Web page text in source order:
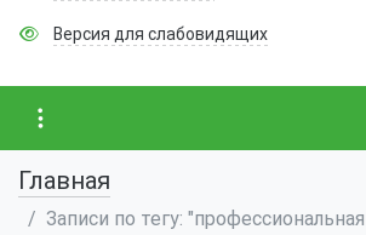
Версия для слабовидящих
Главная
Записи по тегу: "профессиональная